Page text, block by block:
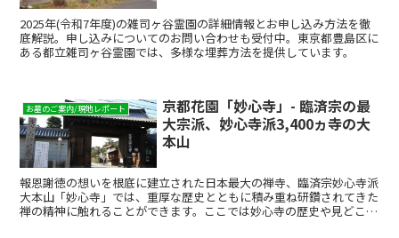
2025年(令和7年度)の雑司ヶ谷霊園の詳細情報とお申し込み方法を徹
底解説。申し込みについてのお問い合わせも受付中。東京都豊島区に
ある都立雑司ヶ谷霊園では、多様な埋葬方法を提供しています。
お墓のご案内/現地レポート
京都花園「妙心寺」- 臨済宗の最
大宗派、妙心寺派3,400ヵ寺の大
本山
報恩謝徳の想いを根底に建立された日本最大の禅寺、臨済宗妙心寺派
大本山「妙心寺」では、重厚な歴史とともに積み重ね研鑽されてきた
禅の精神に触れることができます。ここでは妙心寺の歴史や見どころ